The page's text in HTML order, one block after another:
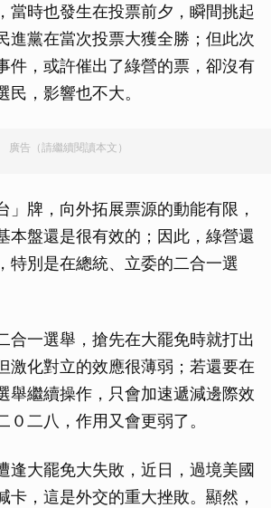
當時也發生在投票前夕，瞬間挑起
進黨在當次投票大獲全勝；但此次
件，或許催出了綠營的票，卻沒有
民，影響也不大。
廣告（請繼續閱讀本文）
」牌，向外拓展票源的動能有限，
本盤還是很有效的；因此，綠營還
特別是在總統、立委的二合一選
合一選舉，搶先在大罷免時就打出
激化對立的效應很薄弱；若還要在
舉繼續操作，只會加速遞減邊際效
０二八，作用又會更弱了。
逢大罷免大失敗，近日，過境美國
卡，這是外交的重大挫敗。顯然，